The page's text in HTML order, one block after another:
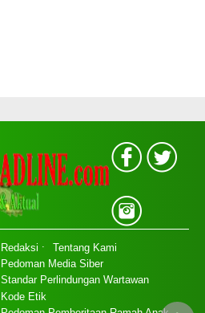
Redaksi
Tentang Kami
Pedoman Media Siber
Standar Perlindungan Wartawan
Kode Etik